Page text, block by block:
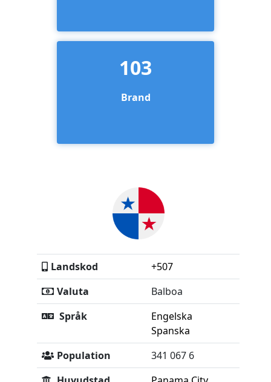
103
Brand
Landskod
+507
Valuta
Balboa
Språk
Engelska
Spanska
Population
341 067 6